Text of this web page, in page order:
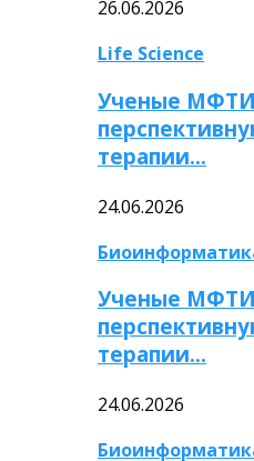
26.06.2026
Life Science
Ученые
терапии…
24.06.2026
Ученые
терапии…
24.06.2026